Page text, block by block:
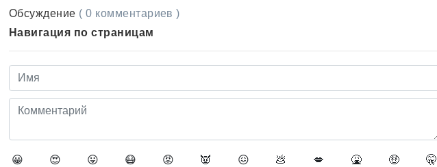
Обсуждение ( 0 комментариев )
Навигация по страницам
😀 😍 😛 😷 😡 👿 😖 💩 💋 🤮 🤑 🤫